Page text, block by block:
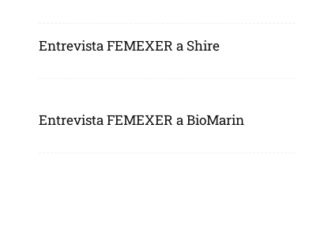
Entrevista FEMEXER a Shire
Entrevista FEMEXER a BioMarin